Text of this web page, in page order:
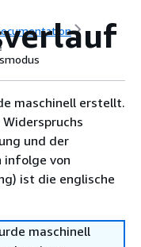
maschinell erstellt.
und der
infolge von
ist die englische
maschinell